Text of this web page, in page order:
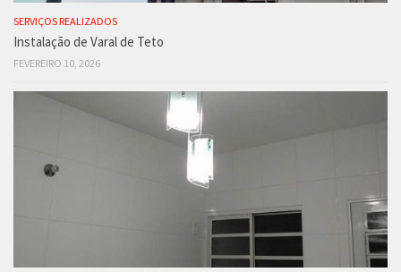
SERVIÇOS REALIZADOS
Instalação de Varal de Teto
FEVEREIRO 10, 2026